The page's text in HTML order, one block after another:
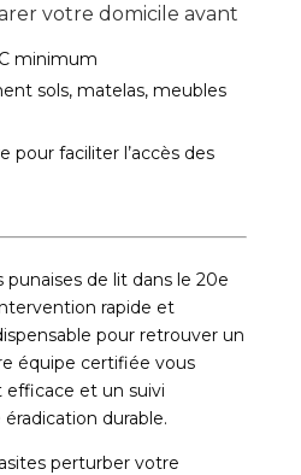
votre domicile avant
minimum
sols, matelas, meubles
pour faciliter l’accès des
punaises de lit dans le 20e
rapide et
pour retrouver un
équipe certifiée vous
et un suivi
durable.
perturber votre